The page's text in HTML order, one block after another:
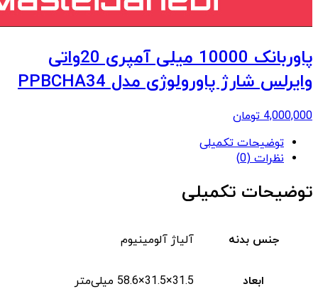
پاوربانک 10000 میلی آمپری 20واتی
وایرلس شارژ پاورولوژی مدل PPBCHA34
4,000,000 تومان
توضیحات تکمیلی
نظرات (0)
توضیحات تکمیلی
جنس بدنه آلیاژ آلومینیوم
ابعاد 31.5×31.5×58.6 میلی‌متر